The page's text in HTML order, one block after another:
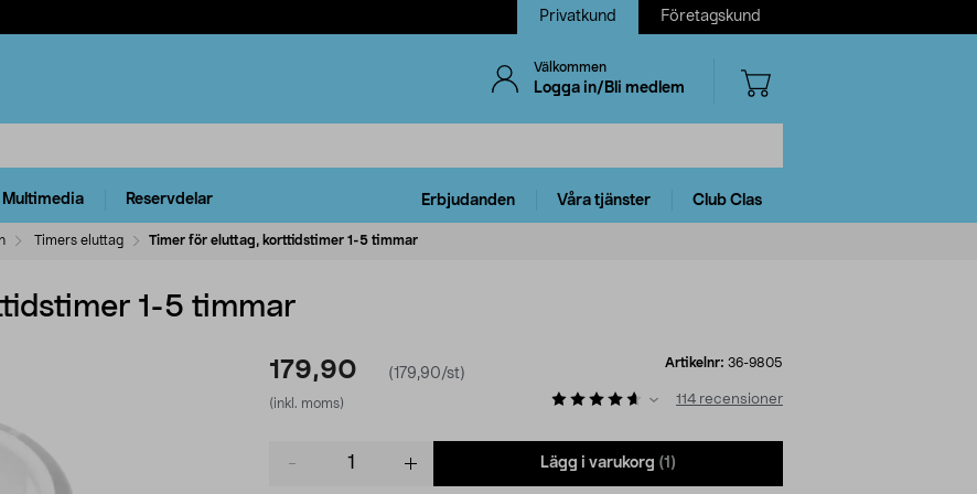
Privatkund Företagskund
Välkommen
Logga in/Bli medlem
Multimedia Reservdelar Erbjudanden Våra tjänster Club Clas
Timers eluttag Timer för eluttag, korttidstimer 1-5 timmar
1-5 timmar
179,90 (179,90/st)
(inkl. moms)
Artikelnr: 36-9805
114 recensioner
Lägg i varukorg (1)